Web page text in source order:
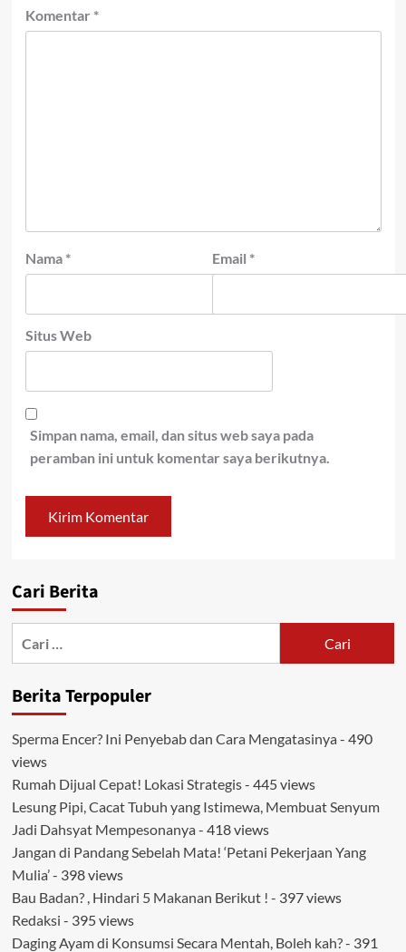
Komentar *
Nama * Email *
Situs Web
Simpan nama, email, dan situs web saya pada
peramban ini untuk komentar saya berikutnya.
Cari Berita
Berita Terpopuler
Sperma Encer? Ini Penyebab dan Cara Mengatasinya - 490
views
Rumah Dijual Cepat! Lokasi Strategis- 445 views
Lesung Pipi, Cacat Tubuh yang Istimewa, Membuat Senyum
Jadi Dahsyat Mempesonanya - 418 views
Jangan di Pandang Sebelah Mata! ‘Petani Pekerjaan Yang
Mulia’- 398 views
Bau Badan? , Hindari 5 Makanan Berikut ! - 397 views
Redaksi - 395 views
Daging Ayam di Konsumsi Secara Mentah, Boleh kah?- 391